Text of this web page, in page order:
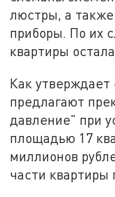
люстры, а
приборы. По их
квартиры
Как
предлагают
давление" при
площадью 17
миллионов
части квартиры